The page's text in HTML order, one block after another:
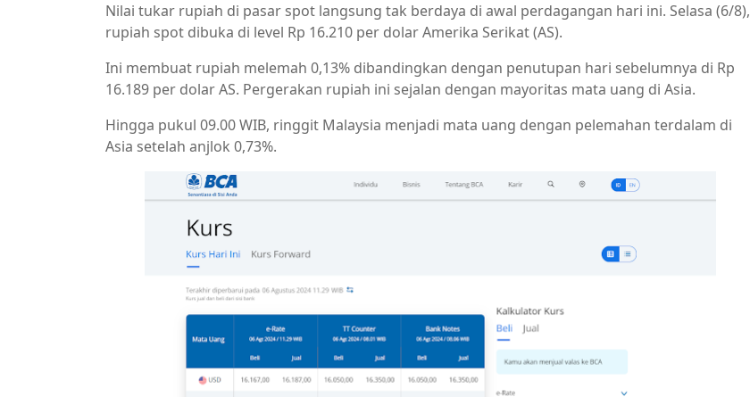
Nilai tukar rupiah di pasar spot langsung tak berdaya di awal perdagangan hari ini. Selasa (6/8),
rupiah spot dibuka di level Rp 16.210 per dolar Amerika Serikat (AS).
Ini membuat rupiah melemah 0,13% dibandingkan dengan penutupan hari sebelumnya di Rp
16.189 per dolar AS. Pergerakan rupiah ini sejalan dengan mayoritas mata uang di Asia.
Hingga pukul 09.00 WIB, ringgit Malaysia menjadi mata uang dengan pelemahan terdalam di
Asia setelah anjlok 0,73%.